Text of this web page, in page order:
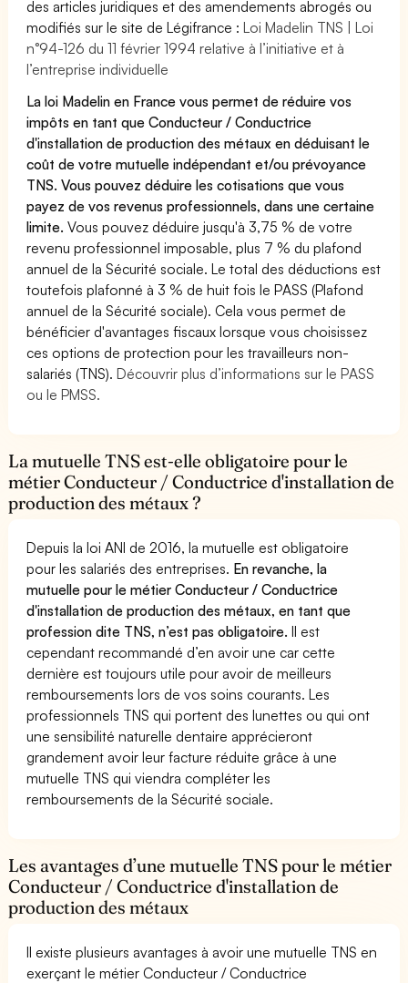
des articles juridiques et des amendements abrogés ou
modifiés sur le site de Légifrance :Loi Madelin TNS | Loi
n°94-126 du 11 février 1994 relative à l’initiative et à
l’entreprise individuelle
La loi Madelin en France vous permet de réduire vos
impôts en tant que Conducteur / Conductrice
d'installation de production des métaux en déduisant le
coût de votre mutuelle indépendant et/ou prévoyance
TNS. Vous pouvez déduire les cotisations que vous
payez de vos revenus professionnels, dans une certaine
limite.Vous pouvez déduire jusqu'à 3,75 % de votre
revenu professionnel imposable, plus 7 % du plafond
annuel de la Sécurité sociale. Le total des déductions est
toutefois plafonné à 3 % de huit fois le PASS (Plafond
annuel de la Sécurité sociale). Cela vous permet de
bénéficier d'avantages fiscaux lorsque vous choisissez
ces options de protection pour les travailleurs non-
salariés (TNS).Découvrir plus d’informations sur le PASS
ou le PMSS.
La mutuelle TNS est-elle obligatoire pour le
métier Conducteur / Conductrice d'installation de
production des métaux ?
Depuis la loi ANI de 2016, la mutuelle est obligatoire
pour les salariés des entreprises. En revanche, la
mutuelle pour le métier Conducteur / Conductrice
d'installation de production des métaux, en tant que
profession dite TNS, n’est pas obligatoire.Il est
cependant recommandé d’en avoir une car cette
dernière est toujours utile pour avoir de meilleurs
remboursements lors de vos soins courants. Les
professionnels TNS qui portent des lunettes ou qui ont
une sensibilité naturelle dentaire apprécieront
grandement avoir leur facture réduite grâce à une
mutuelle TNS qui viendra compléter les
remboursements de la Sécurité sociale.
Les avantages d’une mutuelle TNS pour le métier
Conducteur / Conductrice d'installation de
production des métaux
Il existe plusieurs avantages à avoir une mutuelle TNS en
exerçant le métier Conducteur / Conductrice